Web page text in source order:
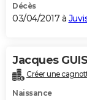
Décès
03/04/2017 à
Jacques
Créer une
Naissance